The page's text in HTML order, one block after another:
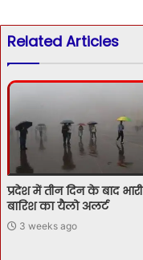
Related Articles
प्रदेश में तीन दिन के बाद भारी
बारिश का यैलो अलर्ट
3 weeks ago